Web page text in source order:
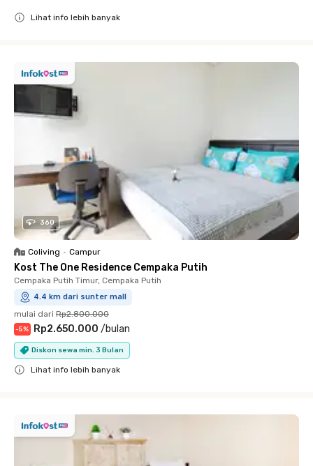
Lihat info lebih banyak
360
Coliving • Campur
Kost The One Residence Cempaka Putih
Cempaka Putih Timur, Cempaka Putih
4.4 km dari sunter mall
mulai dari Rp2.800.000
-5% Rp2.650.000 /bulan
Diskon sewa min. 3 Bulan
Lihat info lebih banyak